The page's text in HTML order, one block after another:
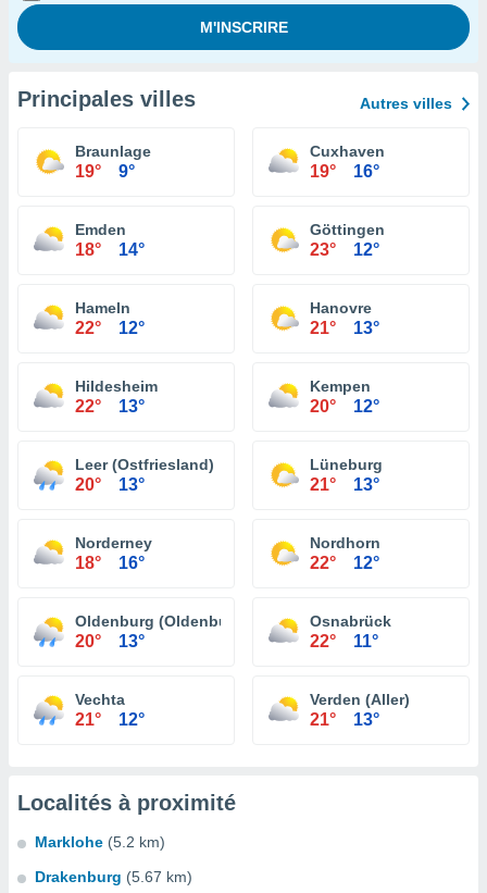
Principales villes Autres villes
Braunlage
19° 9°
Cuxhaven
19° 16°
Emden
18° 14°
Göttingen
23° 12°
Hameln
22° 12°
Hanovre
21° 13°
Hildesheim
22° 13°
Kempen
20° 12°
Leer (Ostfriesland)
20° 13°
Lüneburg
21° 13°
Norderney
18° 16°
Nordhorn
22° 12°
Oldenburg (Oldenburg)
20° 13°
Osnabrück
22° 11°
Vechta
21° 12°
Verden (Aller)
21° 13°
Localités à proximité
Marklohe (5.2 km)
Drakenburg (5.67 km)